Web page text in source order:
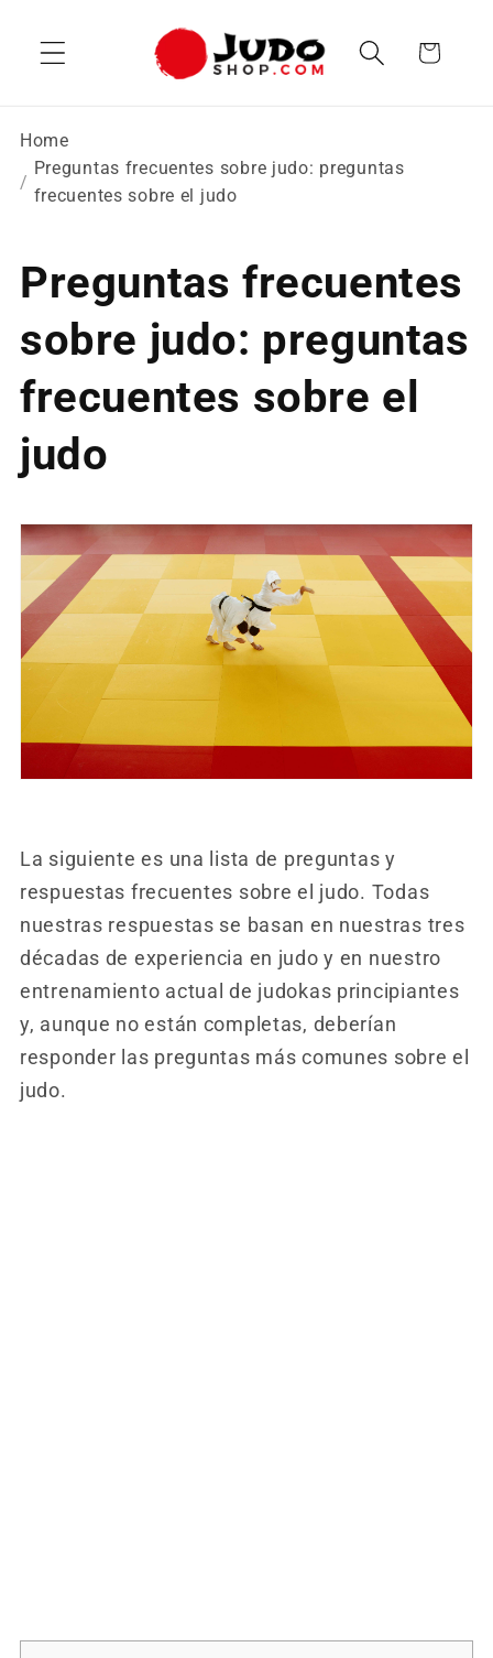
al contenido
Carrito
Home
Preguntas frecuentes sobre judo: preguntas
frecuentes sobre el judo
Preguntas frecuentes
sobre judo: preguntas
frecuentes sobre el
judo
La siguiente es una lista de preguntas y
respuestas frecuentes sobre el judo. Todas
nuestras respuestas se basan en nuestras tres
décadas de experiencia en judo y en nuestro
entrenamiento actual de judokas principiantes
y, aunque no están completas, deberían
responder las preguntas más comunes sobre el
judo.